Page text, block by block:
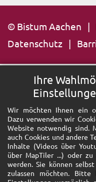
Ihre
Wir möchten Ihnen ein
Dazu verwenden wir
Website notwendig sind.
auch Cookies und andere
Inhalte (Videos über
über MapTiler ...) oder
werden. Sie können
zulassen möchten. Bitte
© Bistum Aachen
Datenschutz